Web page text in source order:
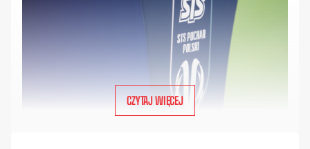
CZYTAJ WIĘCEJ